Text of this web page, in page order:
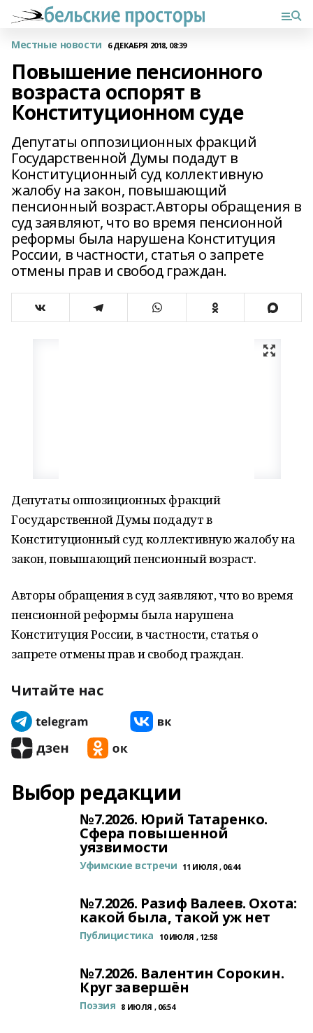
Местные новости 6 ДЕКАБРЯ 2018, 08:39
Повышение пенсионного
возраста оспорят в
Конституционном суде
Депутаты оппозиционных фракций
Государственной Думы подадут в
Конституционный суд коллективную
жалобу на закон, повышающий
пенсионный возраст.Авторы обращения в
суд заявляют, что во время пенсионной
реформы была нарушена Конституция
России, в частности, статья о запрете
отмены прав и свобод граждан.
Депутаты оппозиционных фракций
Государственной Думы подадут в
Конституционный суд коллективную жалобу на
закон, повышающий пенсионный возраст.
Авторы обращения в суд заявляют, что во время
пенсионной реформы была нарушена
Конституция России, в частности, статья о
запрете отмены прав и свобод граждан.
Читайте нас
Выбор редакции
№7.2026. Юрий Татаренко.
Сфера повышенной
уязвимости
Уфимские встречи 11 ИЮЛЯ , 06:44
№7.2026. Разиф Валеев. Охота:
какой была, такой уж нет
Публицистика 10 ИЮЛЯ , 12:58
№7.2026. Валентин Сорокин.
Круг завершён
Поэзия 8 ИЮЛЯ , 06:54